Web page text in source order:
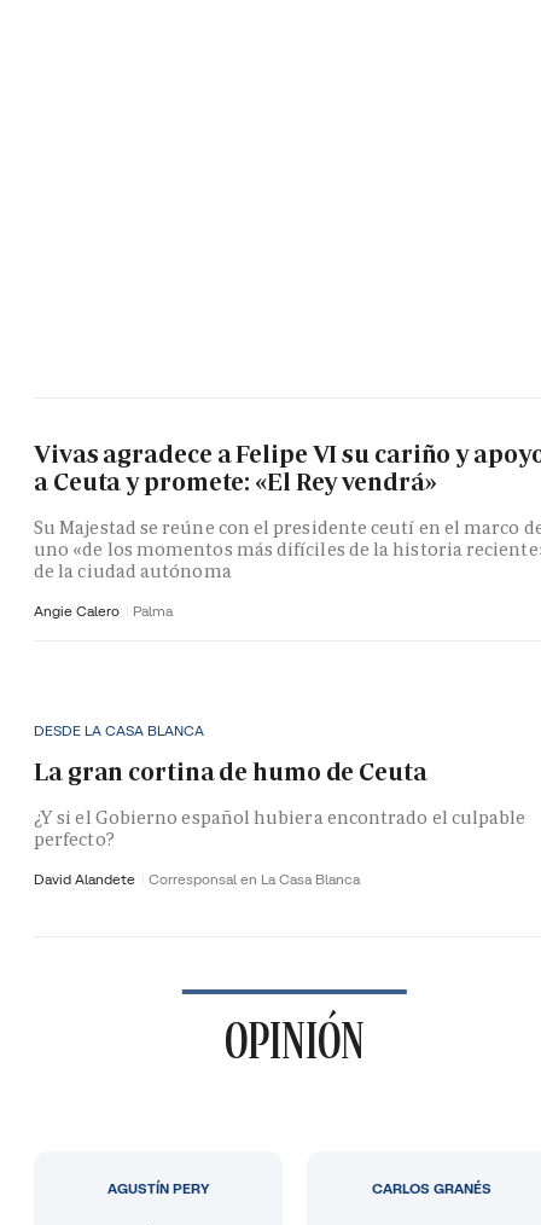
Vivas agradece a Felipe VI su cariño y
a Ceuta y promete: «El Rey vendrá»
Su Majestad se reúne con el presidente ceutí en el marco
uno «de los momentos más difíciles de la historia
de la ciudad autónoma
Angie Calero Palma
DESDE LA CASA BLANCA
La gran cortina de humo de Ceuta
¿Y si el Gobierno español hubiera encontrado el culpable
perfecto?
David Alandete Corresponsal en La Casa Blanca
OPINIÓN
AGUSTÍN PERY CARLOS GRANÉS